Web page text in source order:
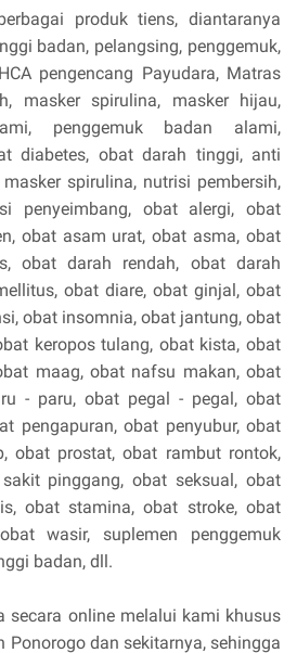
produk tiens, diantaranya
badan, pelangsing, penggemuk,
pengencang Payudara, Matras
masker spirulina, masker hijau,
penggemuk badan alami,
diabetes, obat darah tinggi, anti
spirulina, nutrisi pembersih,
penyeimbang, obat alergi, obat
obat asam urat, obat asma, obat
obat darah rendah, obat darah
obat diare, obat ginjal, obat
obat insomnia, obat jantung, obat
keropos tulang, obat kista, obat
maag, obat nafsu makan, obat
- paru, obat pegal - pegal, obat
pengapuran, obat penyubur, obat
obat prostat, obat rambut rontok,
pinggang, obat seksual, obat
obat stamina, obat stroke, obat
wasir, suplemen penggemuk
badan, dll.
secara online melalui kami khusus
Ponorogo dan sekitarnya, sehingga